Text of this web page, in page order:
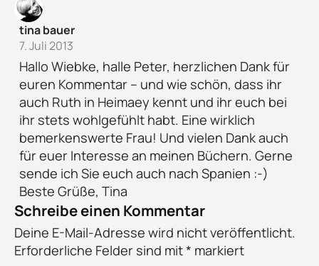
tina bauer
7. Juli 2013
Hallo Wiebke, halle Peter, herzlichen Dank für
euren Kommentar – und wie schön, dass ihr
auch Ruth in Heimaey kennt und ihr euch bei
ihr stets wohlgefühlt habt. Eine wirklich
bemerkenswerte Frau! Und vielen Dank auch
für euer Interesse an meinen Büchern. Gerne
sende ich Sie euch auch nach Spanien :-)
Beste Grüße, Tina
Schreibe einen Kommentar
Deine E-Mail-Adresse wird nicht veröffentlicht.
Erforderliche Felder sind mit* markiert